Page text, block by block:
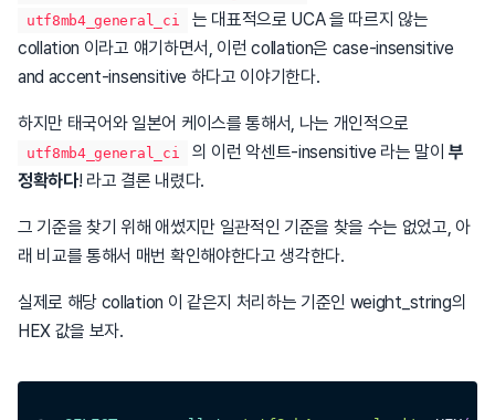
utf8mb4_general_ci
는 대표적으로 UCA 을 따르지 않는
collation 이라고 얘기하면서, 이런 collation은 case-insensitive
and accent-insensitive 하다고 이야기한다.
하지만 태국어와 일본어 케이스를 통해서, 나는 개인적으로
utf8mb4_general_ci 의 이런 악센트-insensitive 라는 말이부
정확하다! 라고 결론 내렸다.
그 기준을 찾기 위해 애썼지만 일관적인 기준을 찾을 수는 없었고, 아
래 비교를 통해서 매번 확인해야한다고 생각한다.
실제로 해당 collation 이 같은지 처리하는 기준인 weight_string의
HEX 값을 보자.